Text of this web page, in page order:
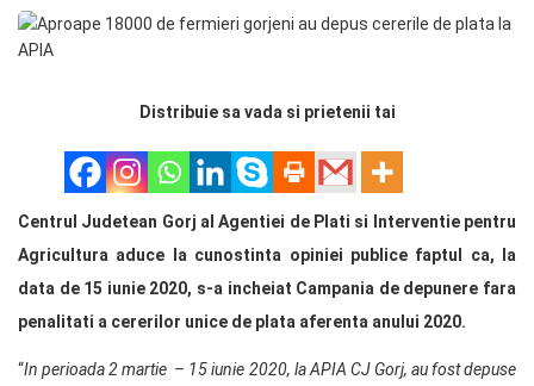
Distribuie sa vada si prietenii tai
Centrul Judetean Gorj al Agentiei de Plati si Interventie pentru
Agricultura aduce la cunostinta opiniei publice faptul ca, la
data de 15 iunie 2020, s-a incheiat Campania de depunere fara
penalitati a cererilor unice de plata aferenta anului 2020.
“In perioada 2 martie – 15 iunie 2020, la APIA CJ Gorj, au fost depuse